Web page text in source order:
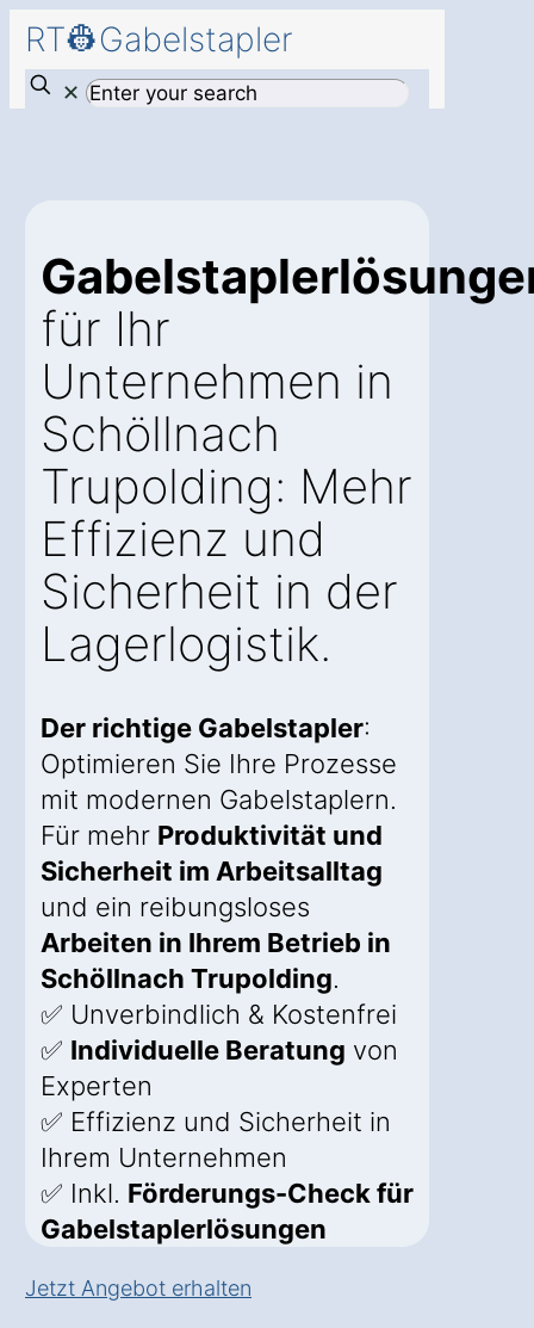
RT👷Gabelstapler
✕
für Ihr
Unternehmen in
Schöllnach
Trupolding: Mehr
Effizienz und
Sicherheit in der
Lagerlogistik.
Der richtige Gabelstapler:
Optimieren Sie Ihre Prozesse
mit modernen Gabelstaplern.
Für mehr Produktivität und
Sicherheit im Arbeitsalltag
und ein reibungsloses
Arbeiten in Ihrem Betrieb in
Schöllnach Trupolding.
✅ Unverbindlich & Kostenfrei
✅ Individuelle Beratung von
Experten
✅ Effizienz und Sicherheit in
Ihrem Unternehmen
✅ Inkl. Förderungs-Check für
Gabelstaplerlösungen
Jetzt Angebot erhalten